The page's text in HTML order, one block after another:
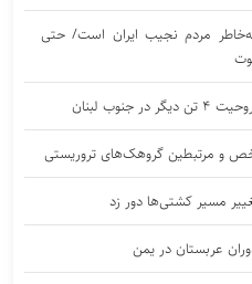
به‌خاطر مردم نجیب ایران است/ حتی
مسیر کشتی‌ها دور زد
عربستان در یمن